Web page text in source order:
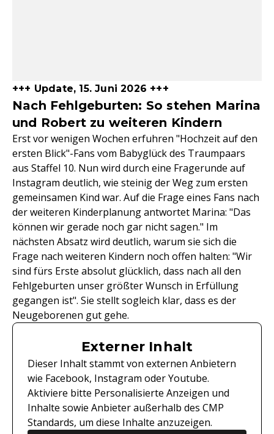
+++ Update, 15. Juni 2026 +++
Nach Fehlgeburten: So stehen Marina
und Robert zu weiteren Kindern
Erst vor wenigen Wochen erfuhren "Hochzeit auf den
ersten Blick"-Fans vom Babyglück des Traumpaars
aus Staffel 10. Nun wird durch eine Fragerunde auf
Instagram deutlich, wie steinig der Weg zum ersten
gemeinsamen Kind war. Auf die Frage eines Fans nach
der weiteren Kinderplanung antwortet Marina: "Das
können wir gerade noch gar nicht sagen." Im
nächsten Absatz wird deutlich, warum sie sich die
Frage nach weiteren Kindern noch offen halten: "Wir
sind fürs Erste absolut glücklich, dass nach all den
Fehlgeburten unser größter Wunsch in Erfüllung
gegangen ist". Sie stellt sogleich klar, dass es der
Neugeborenen gut gehe.
Externer Inhalt
Dieser Inhalt stammt von externen Anbietern
wie Facebook, Instagram oder Youtube.
Aktiviere bitte Personalisierte Anzeigen und
Inhalte sowie Anbieter außerhalb des CMP
Standards, um diese Inhalte anzuzeigen.